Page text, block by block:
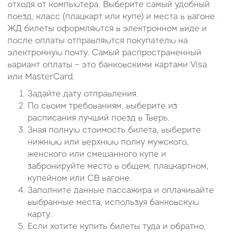
отходя от компьютера. Выберите самый удобный
поезд, класс (плацкарт или купе) и места в вагоне.
ЖД билеты оформляются в электронном виде и
после оплаты отправляются покупателю на
электронную почту. Самый распространенный
вариант оплаты – это банковскими картами Visa
или MasterCard.
Задайте дату отправления.
По своим требованиям, выберите из
расписания лучший поезд в Тверь.
Зная полную стоимость билета, выберите
нижнюю или верхнюю полку мужского,
женского или смешанного купе и
забронируйте место в общем, плацкартном,
купейном или СВ вагоне.
Заполните данные пассажира и оплачивайте
выбранные места, используя банковскую
карту.
Если хотите купить билеты туда и обратно,